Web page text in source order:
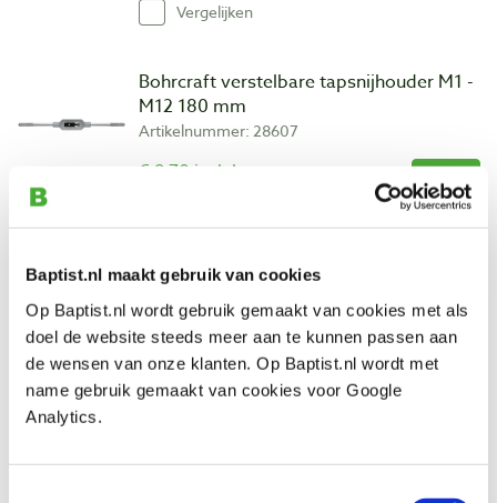
Baptist.nl maakt gebruik van cookies
Op Baptist.nl wordt gebruik gemaakt van cookies met als
doel de website steeds meer aan te kunnen passen aan
de wensen van onze klanten. Op Baptist.nl wordt met
name gebruik gemaakt van cookies voor Google
Analytics.
Vergelijken
Bohrcraft verstelbare tapsnijhouder M1 -
M12 180 mm
Artikelnummer: 28607
€ 9,70 incl. btw
Op voorraad
Vergelijken
Bohrcraft spiraalborenset PE6 HSS-E
cobalt geslepen, 6-delig
Artikelnummer: 28428